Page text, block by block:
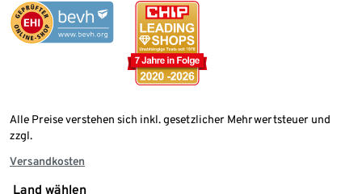
Alle Preise verstehen sich inkl. gesetzlicher Mehrwertsteuer und
zzgl.
Versandkosten
Land wählen